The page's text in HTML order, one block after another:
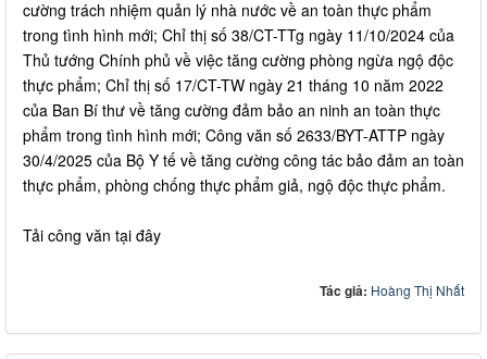
cường trách nhiệm quản lý nhà nước về an toàn thực phẩm
trong tình hình mới; Chỉ thị số 38/CT-TTg ngày 11/10/2024 của
Thủ tướng Chính phủ về việc tăng cường phòng ngừa ngộ độc
thực phẩm; Chỉ thị số 17/CT-TW ngày 21 tháng 10 năm 2022
của Ban Bí thư về tăng cường đảm bảo an ninh an toàn thực
phẩm trong tình hình mới; Công văn số 2633/BYT-ATTP ngày
30/4/2025 của Bộ Y tế về tăng cường công tác bảo đảm an toàn
thực phẩm, phòng chống thực phẩm giả, ngộ độc thực phẩm.
Tải công văn tại đây
Tác giả: Hoàng Thị Nhất